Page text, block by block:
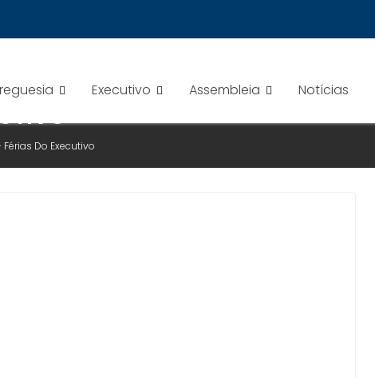
Executivo Assembleia Notícias
Férias Do Executivo